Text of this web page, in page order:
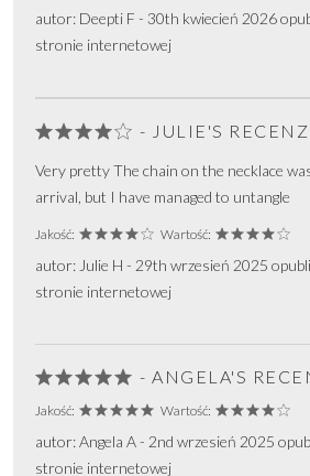
autor: Deepti F - 30th kwiecień 2026
stronie internetowej
- JULIE'S
Very pretty The chain on the necklace
arrival, but I have managed to untangle
Jakość: Wartość:
autor: Julie H - 29th wrzesień 2025
stronie internetowej
- ANGELA'S
Jakość: Wartość:
autor: Angela A - 2nd wrzesień 2025
stronie internetowej